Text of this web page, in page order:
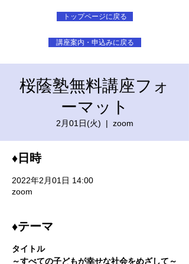
トップページに戻る
講座案内・申込みに戻る
桜蔭塾無料講座フォ
ーマット
2月01日(火)
  |
zoom
♦日時
2022年2月01日 14:00
zoom
♦テーマ
タイトル
～すべての子どもが幸せな社会をめざして～